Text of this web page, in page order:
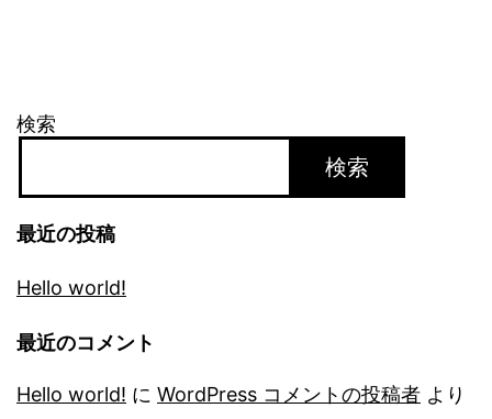
検索
検索
最近の投稿
Hello world!
最近のコメント
Hello world! に WordPress コメントの投稿者 より